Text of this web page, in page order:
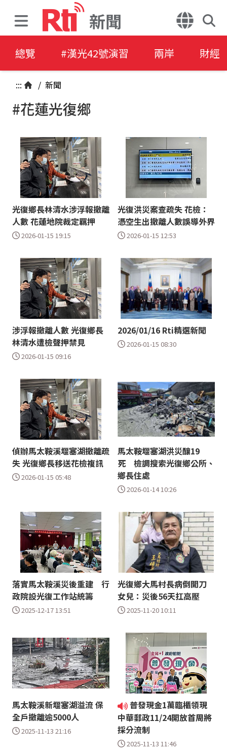
新聞
總覽 #漢光42號演習 兩岸 財經
::: / 新聞
#花蓮光復鄉
光復鄉長林清水涉浮報撤離
人數 花蓮地院裁定羈押
2026-01-15 19:15
光復洪災案查疏失 花檢：
憑空生出撤離人數誤導外界
2026-01-15 12:53
涉浮報撤離人數 光復鄉長
林清水遭檢聲押禁見
2026-01-15 09:16
2026/01/16 Rti精選新聞
2026-01-15 08:30
偵辦馬太鞍溪堰塞湖撤離疏
失 光復鄉長移送花檢複訊
2026-01-15 05:48
馬太鞍堰塞湖洪災釀19
死 檢調搜索光復鄉公所、
鄉長住處
2026-01-14 10:26
落實馬太鞍溪災後重建 行
政院設光復工作站統籌
2025-12-17 13:51
光復鄉大馬村長病倒開刀
女兒：災後56天扛高壓
2025-11-20 10:11
馬太鞍溪新堰塞湖溢流 保
全戶撤離逾5000人
2025-11-13 21:16
普發現金1萬臨櫃領現
中華郵政11/24開放首周將
採分流制
2025-11-13 11:46